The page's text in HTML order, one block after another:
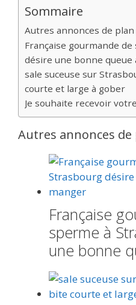
Sommaire
Autres annonces de
Française gourmande
désire une bonne queue
sale suceuse sur
courte et large à gober
Je souhaite recevoir
Autres annonces
Française
sperme à
une bonne